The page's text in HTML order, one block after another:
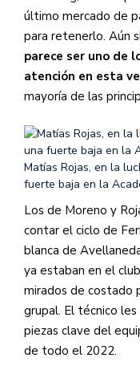
último mercado de
para retenerlo. Aún
parece ser uno de
atención en esta
mayoría de las
Matías Rojas, en la
fuerte baja en la
Los de Moreno y
contar el ciclo de
blanca de
ya estaban en el
mirados de costado
grupal. El técnico
piezas clave del
de todo el 2022.